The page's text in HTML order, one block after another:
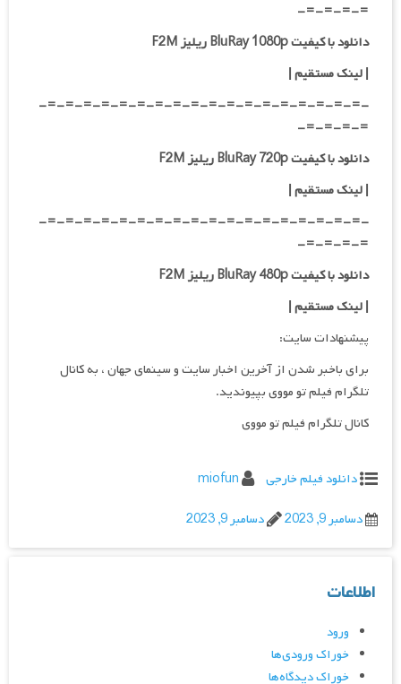
=-=-=-=-
دانلود با کیفیت BluRay 1080p ریلیز F2M
|لینک مستقیم|
-=-=-=-=-=-=-=-=-=-=-=-=-=-=-=-=-=-=-
=-=-=-=-
دانلود با کیفیت BluRay 720p ریلیز F2M
| لینک مستقیم|
-=-=-=-=-=-=-=-=-=-=-=-=-=-=-=-=-=-=-
=-=-=-=-
دانلود با کیفیت BluRay 480p ریلیز F2M
| لینک مستقیم|
پیشنهادات سایت:
برای باخبر شدن از آخرین اخبار سایت و سینمای جهان ، به کانال
تلگرام فیلم تو مووی بپیوندید.
کانال تلگرام فیلم تو مووی
دانلود فیلم خارجی
miofun
دسامبر 9, 2023
دسامبر 9, 2023
اطلاعات
ورود
خوراک ورودی‌ها
خوراک دیدگاه‌ها